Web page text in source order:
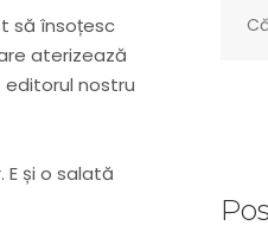
să însoțesc
aterizează
editorul nostru
și o salată